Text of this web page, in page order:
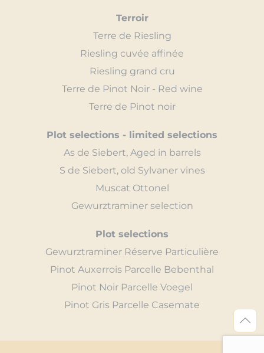
Terroir
Terre de Riesling
Riesling cuvée affinée
Riesling grand cru
Terre de Pinot Noir - Red wine
Terre de Pinot noir
Plot selections - limited selections
As de Siebert, Aged in barrels
S de Siebert, old Sylvaner vines
Muscat Ottonel
Gewurztraminer selection
Plot selections
Gewurztraminer Réserve Particulière
Pinot Auxerrois Parcelle Bebenthal
Pinot Noir Parcelle Voegel
Pinot Gris Parcelle Casemate